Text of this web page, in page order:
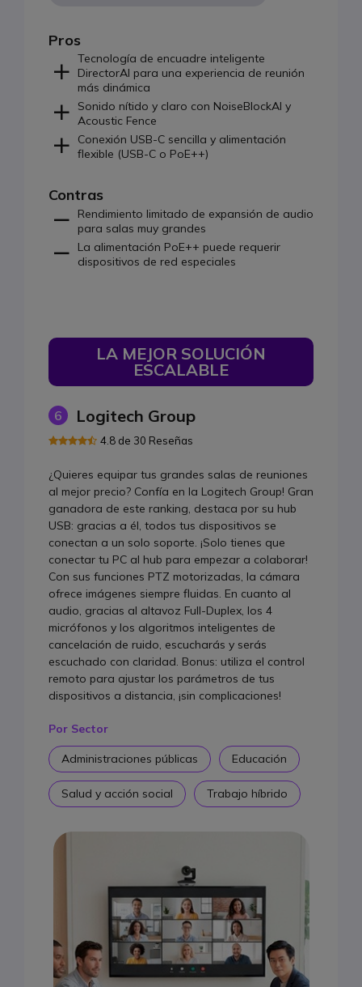
Pros
Tecnología de encuadre inteligente
DirectorAI para una experiencia de reunión
más dinámica
Sonido nítido y claro con NoiseBlockAI y
Acoustic Fence
Conexión USB-C sencilla y alimentación
flexible (USB-C o PoE++)
Contras
Rendimiento limitado de expansión de audio
para salas muy grandes
La alimentación PoE++ puede requerir
dispositivos de red especiales
LA MEJOR SOLUCIÓN
ESCALABLE
6 Logitech Group
4.8 de 30 Reseñas
¿Quieres equipar tus grandes salas de reuniones
al mejor precio? Confía en la Logitech Group! Gran
ganadora de este ranking, destaca por su hub
USB: gracias a él, todos tus dispositivos se
conectan a un solo soporte. ¡Solo tienes que
conectar tu PC al hub para empezar a colaborar!
Con sus funciones PTZ motorizadas, la cámara
ofrece imágenes siempre fluidas. En cuanto al
audio, gracias al altavoz Full-Duplex, los 4
micrófonos y los algoritmos inteligentes de
cancelación de ruido, escucharás y serás
escuchado con claridad. Bonus: utiliza el control
remoto para ajustar los parámetros de tus
dispositivos a distancia, ¡sin complicaciones!
Por Sector
Administraciones públicas Educación
Salud y acción social Trabajo híbrido